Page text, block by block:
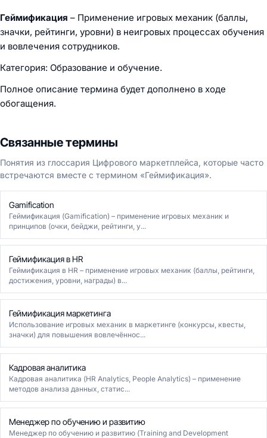
Геймификация – Применение игровых механик (баллы,
значки, рейтинги, уровни) в неигровых процессах обучения
и вовлечения сотрудников.
Категория: Образование и обучение.
Полное описание термина будет дополнено в ходе
обогащения.
Связанные термины
Понятия из глоссария Цифрового маркетплейса, которые часто
встречаются вместе с термином «Геймификация».
Gamification
Геймификация (Gamification) – применение игровых механик и
принципов (очки, бейджи, рейтинги, у...
Геймификация в HR
Геймификация в HR – применение игровых механик (баллы, рейтинги,
достижения, уровни, награды) в...
Геймификация маркетинга
Использование игровых механик в маркетинге (конкурсы, квесты,
значки) для повышения вовлечённос...
Кадровая аналитика
Кадровая аналитика (HR Analytics, People Analytics) – применение
методов анализа данных, статис...
Менеджер по обучению и развитию
Менеджер по обучению и развитию (Training and Development